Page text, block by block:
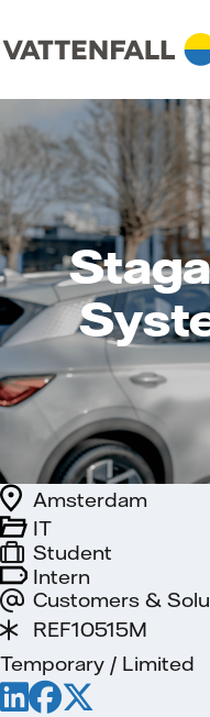
Intern
Customers &
IT
Amsterdam
Student
REF10515M
Temporary / Limited